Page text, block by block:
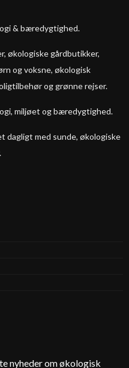
& bæredygtighed.
økologiske gårdbutikker,
og voksne, økologisk
og grønne rejser.
miljøet og bæredygtighed.
dagligt med sunde, økologiske
nyheder om økologisk